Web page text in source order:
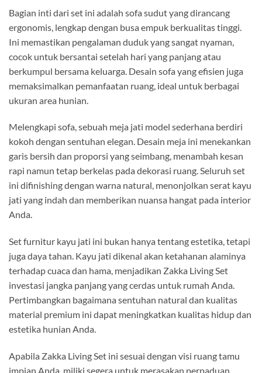
Bagian inti dari set ini adalah sofa sudut yang dirancang
ergonomis, lengkap dengan busa empuk berkualitas tinggi.
Ini memastikan pengalaman duduk yang sangat nyaman,
cocok untuk bersantai setelah hari yang panjang atau
berkumpul bersama keluarga. Desain sofa yang efisien juga
memaksimalkan pemanfaatan ruang, ideal untuk berbagai
ukuran area hunian.
Melengkapi sofa, sebuah meja jati model sederhana berdiri
kokoh dengan sentuhan elegan. Desain meja ini menekankan
garis bersih dan proporsi yang seimbang, menambah kesan
rapi namun tetap berkelas pada dekorasi ruang. Seluruh set
ini difinishing dengan warna natural, menonjolkan serat kayu
jati yang indah dan memberikan nuansa hangat pada interior
Anda.
Set furnitur kayu jati ini bukan hanya tentang estetika, tetapi
juga daya tahan. Kayu jati dikenal akan ketahanan alaminya
terhadap cuaca dan hama, menjadikan Zakka Living Set
investasi jangka panjang yang cerdas untuk rumah Anda.
Pertimbangkan bagaimana sentuhan natural dan kualitas
material premium ini dapat meningkatkan kualitas hidup dan
estetika hunian Anda.
Apabila Zakka Living Set ini sesuai dengan visi ruang tamu
impian Anda, miliki segera untuk merasakan perpaduan